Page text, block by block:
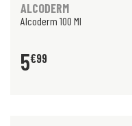
ALCODERM
Alcoderm 100 Ml
5€99